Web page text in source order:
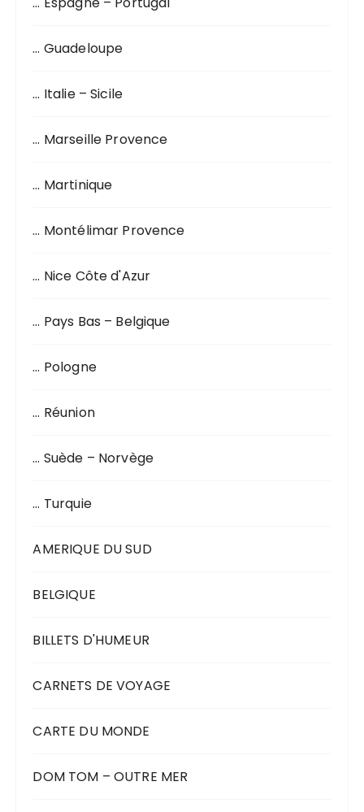
… Guadeloupe
… Italie – Sicile
… Marseille Provence
… Martinique
… Montélimar Provence
… Nice Côte d'Azur
… Pays Bas – Belgique
… Pologne
… Réunion
… Suède – Norvège
… Turquie
AMERIQUE DU SUD
BELGIQUE
BILLETS D'HUMEUR
CARNETS DE VOYAGE
CARTE DU MONDE
DOM TOM – OUTRE MER